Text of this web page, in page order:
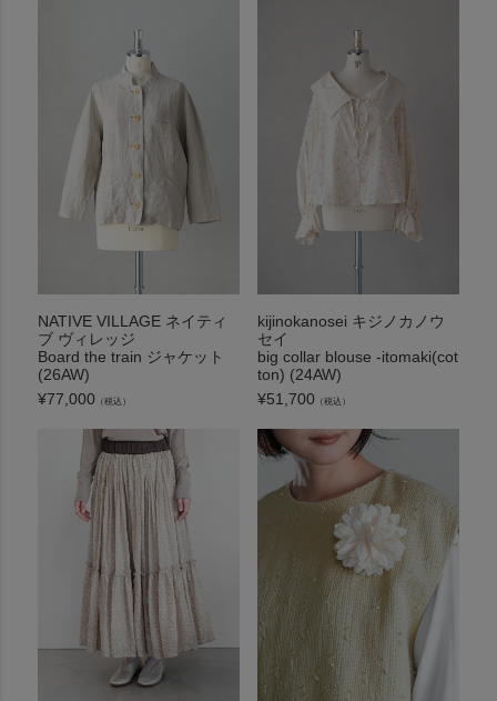
NATIVE VILLAGE ネイティ
ブ ヴィレッジ
Board the train ジャケット
(26AW)
¥77,000 （税込）
kijinokanosei キジノカノウ
セイ
big collar blouse -itomaki(cot
ton) (24AW)
¥51,700 （税込）